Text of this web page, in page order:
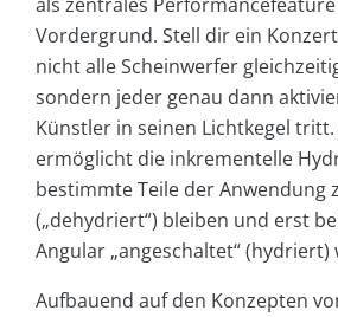
Vordergrund. Stell dir ein
nicht alle Scheinwerfer
sondern jeder genau dann
Künstler in seinen Lichtkegel
ermöglicht die inkrementelle
bestimmte Teile der Anwendung
(„dehydriert“) bleiben und erst
Angular „angeschaltet“ (hydriert)
Aufbauend auf den Konzepten